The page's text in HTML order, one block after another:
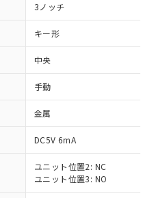
3ノッチ
キー形
中央
手動
金属
DC5V 6mA
ユニット位置2: NC
ユニット位置3: NO